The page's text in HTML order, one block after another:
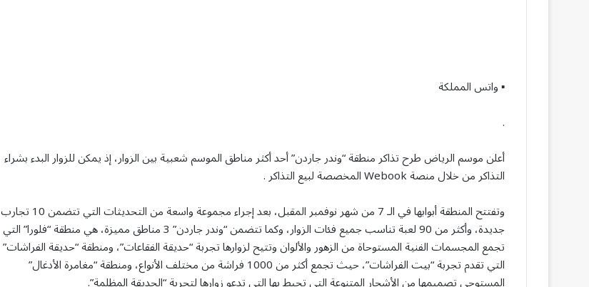
▪︎ واتس المملكة
.
أعلن موسم الرياض طرح تذاكر منطقة “وندر جاردن” أحد أكثر مناطق الموسم شعبية بين الزوار، إذ يمكن للزوار البدء بشراء
التذاكر من خلال منصة Webook المخصصة لبيع التذاكر .
وتفتتح المنطقة أبوابها في الـ 7 من شهر نوفمبر المقبل، بعد إجراء مجموعة واسعة من التحديثات التي تتضمن 10 تجارب
جديدة، وأكثر من 90 لعبة تناسب جميع فئات الزوار، وكما تتضمن “وندر جاردن” 3 مناطق مميزة، هي منطقة “فلورا” التي
تجمع المجسمات الفنية المستوحاة من الزهور والألوان وتتيح لزوارها تجربة “حديقة الفقاعات”، ومنطقة “حديقة الفراشات”
التي تقدم تجربة “بيت الفراشات”، حيث تجمع أكثر من 1000 فراشة من مختلف الأنواع، ومنطقة “مغامرة الأدغال”